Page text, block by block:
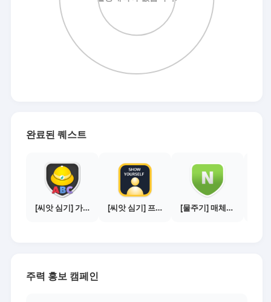
완료된 퀘스트
[씨앗 심기] 가이드보기 - 매체별 활동 가이드 [씨앗 심기] 프로필 사진 등록하기 [물주기] 매체별 포스팅하기 - 네이버 블로그 1건
주력 홍보 캠페인